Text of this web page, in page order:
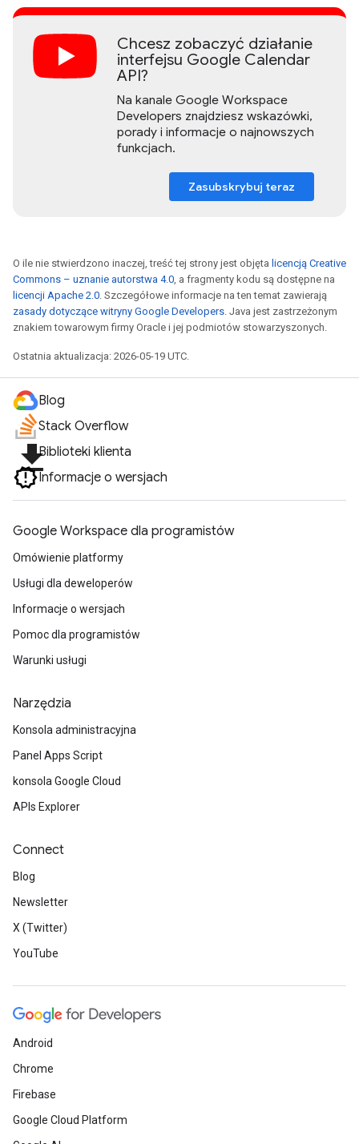
Chcesz zobaczyć działanie
interfejsu Google Calendar
API?
Na kanale Google Workspace
Developers znajdziesz wskazówki,
porady i informacje o najnowszych
funkcjach.
Zasubskrybuj teraz
O ile nie stwierdzono inaczej, treść tej strony jest objęta licencją Creative
Commons – uznanie autorstwa 4.0 , a fragmenty kodu są dostępne na
licencji Apache 2.0 . Szczegółowe informacje na ten temat zawierają
zasady dotyczące witryny Google Developers . Java jest zastrzeżonym
znakiem towarowym firmy Oracle i jej podmiotów stowarzyszonych.
Ostatnia aktualizacja: 2026-05-19 UTC.
Blog
Stack Overflow
file_downloadBiblioteki klienta
Informacje o wersjach
Google Workspace dla programistów
Omówienie platformy
Usługi dla deweloperów
Informacje o wersjach
Pomoc dla programistów
Warunki usługi
Narzędzia
Konsola administracyjna
Panel Apps Script
konsola Google Cloud
APIs Explorer
Connect
Blog
Newsletter
X (Twitter)
YouTube
Android
Chrome
Firebase
Google Cloud Platform